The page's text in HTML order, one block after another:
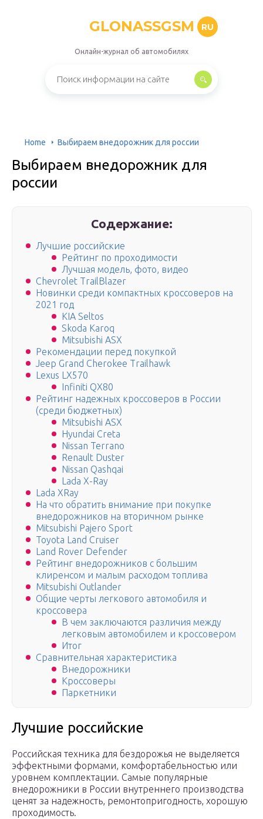
GLONASSGSM RU
Онлайн-журнал об автомобилях
Home Выбираем внедорожник для россии
Выбираем внедорожник для
россии
Содержание:
Лучшие российские
Рейтинг по проходимости
Лучшая модель, фото, видео
Chevrolet TrailBlazer
Новинки среди компактных кроссоверов на
2021 год
KIA Seltos
Skoda Karoq
Mitsubishi ASX
Рекомендации перед покупкой
Jeep Grand Cherokee Trailhawk
Lexus LX570
Infiniti QX80
Рейтинг надежных кроссоверов в России
(среди бюджетных)
Mitsubishi ASX
Hyundai Creta
Nissan Terrano
Renault Duster
Nissan Qashqai
Lada X-Ray
Lada XRay
На что обратить внимание при покупке
внедорожников на вторичном рынке
Mitsubishi Pajero Sport
Toyota Land Cruiser
Land Rover Defender
Рейтинг внедорожников с большим
клиренсом и малым расходом топлива
Mitsubishi Outlander
Общие черты легкового автомобиля и
кроссовера
В чем заключаются различия между
легковым автомобилем и кроссовером
Итог
Сравнительная характеристика
Внедорожники
Кроссоверы
Паркетники
Лучшие российские
Российская техника для бездорожья не выделяется
эффектными формами, комфортабельностью или
уровнем комплектации. Самые популярные
внедорожники в России внутреннего производства
ценят за надежность, ремонтопригодность, хорошую
проходимость.